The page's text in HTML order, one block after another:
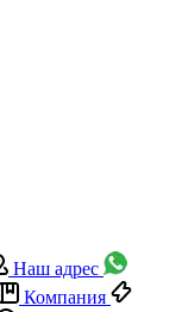
Наш адрес
Компания